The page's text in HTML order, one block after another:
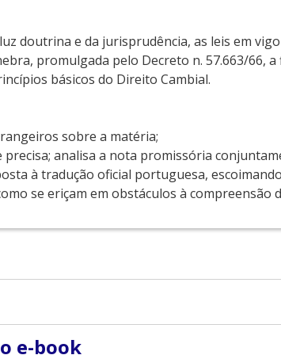
doutrina e da jurisprudência, as leis em
promulgada pelo Decreto n. 57.663/66,
básicos do Direito Cambial.
sobre a matéria;
analisa a nota promissória
à tradução oficial portuguesa,
se eriçam em obstáculos à compreensão
de Yale (1973). Foi advogado do
e-book